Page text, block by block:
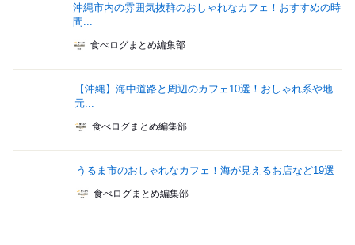
沖縄市内の雰囲気抜群のおしゃれなカフェ！おすすめの時
間...
食べログまとめ編集部
【沖縄】海中道路と周辺のカフェ10選！おしゃれ系や地
元...
食べログまとめ編集部
うるま市のおしゃれなカフェ！海が見えるお店など19選
食べログまとめ編集部